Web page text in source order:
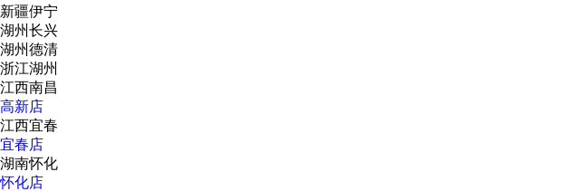
新疆伊宁
湖州长兴
湖州德清
浙江湖州
江西南昌
高新店
江西宜春
宜春店
湖南怀化
怀化店